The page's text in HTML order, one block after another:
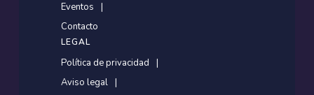
Eventos
Contacto
LEGAL
Política de privacidad
Aviso legal